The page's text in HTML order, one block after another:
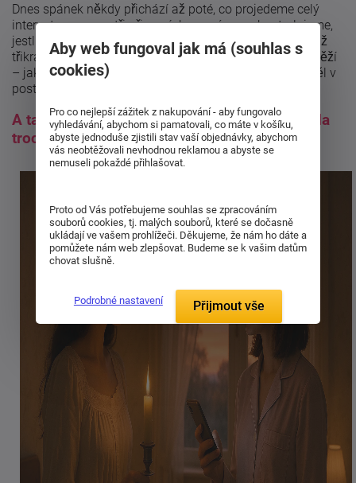
Dnes spánek někdy přichází až poté, co projedeme celý
internet, zapneme tři připomínky na ráno a zkontrolujeme,
jestli máme nastavený budík (i když jsme ho nastavili už
třikrát). Tělo by možná i chtělo spát, ale mozek pořád běží
– jako kdyby zmeškal závěr schůze a teď si vše doháněl v
posteli.
A tak si klademe otázku, která by dřív působila
trochu legračně: „Jak se dnes naučit spát?“
Aby web fungoval jak má (souhlas s
cookies)
Pro co nejlepší zážitek z nakupování - aby fungovalo
vyhledávání, abychom si pamatovali, co máte v košíku,
abyste jednoduše zjistili stav vaší objednávky, abychom
vás neobtěžovali nevhodnou reklamou a abyste se
nemuseli pokaždé přihlašovat.
Proto od Vás potřebujeme souhlas se zpracováním
souborů cookies, tj. malých souborů, které se dočasně
ukládají ve vašem prohlížeči. Děkujeme, že nám ho dáte a
pomůžete nám web zlepšovat. Budeme se k vašim datům
chovat slušně.
Podrobné nastavení Přijmout vše